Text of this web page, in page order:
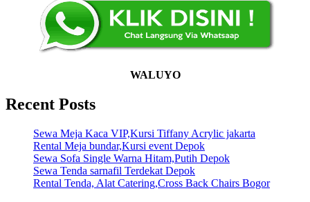
WALUYO
Recent Posts
Sewa Meja Kaca VIP,Kursi Tiffany Acrylic jakarta
Rental Meja bundar,Kursi event Depok
Sewa Sofa Single Warna Hitam,Putih Depok
Sewa Tenda sarnafil Terdekat Depok
Rental Tenda, Alat Catering,Cross Back Chairs Bogor